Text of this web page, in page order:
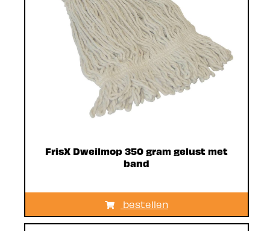
FrisX Dweilmop 350 gram gelust met
band
bestellen